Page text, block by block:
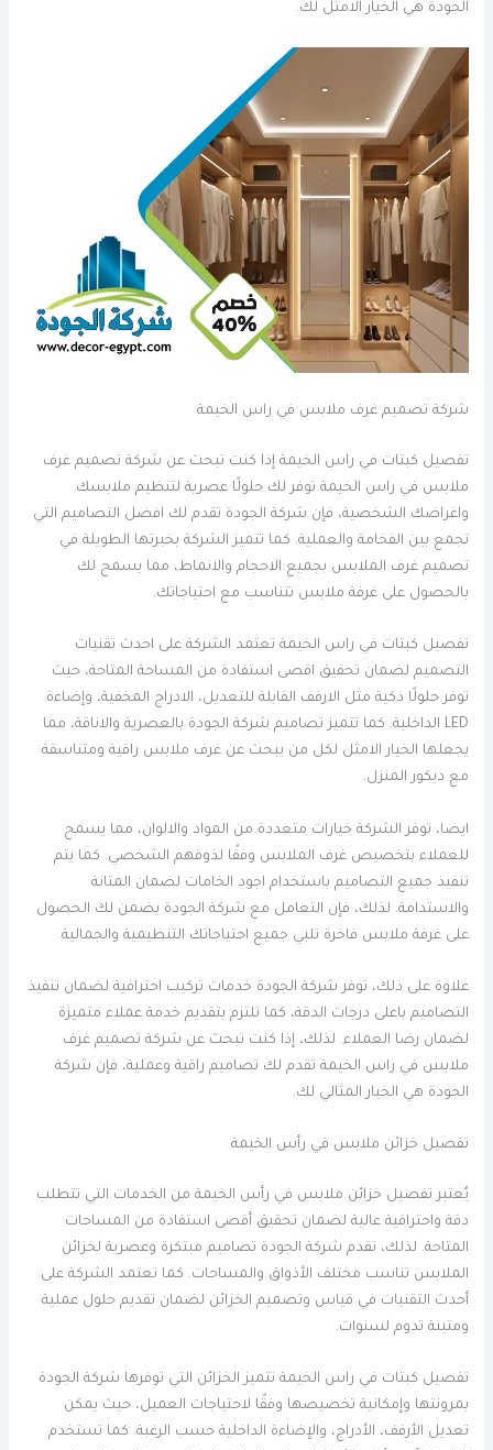
الجودة هي الخيار الامثل لك.
شركة تصميم غرف ملابس في راس الخيمة
تفصيل كبتات في راس الخيمة إذا كنت تبحث عن شركة تصميم غرف
ملابس في راس الخيمة توفر لك حلولًا عصرية لتنظيم ملابسك
واغراضك الشخصية، فإن شركة الجودة تقدم لك افضل التصاميم التي
تجمع بين الفخامة والعملية. كما تتميز الشركة بخبرتها الطويلة في
تصميم غرف الملابس بجميع الاحجام والانماط، مما يسمح لك
بالحصول على غرفة ملابس تتناسب مع احتياجاتك.
تفصيل كبتات في راس الخيمة تعتمد الشركة على احدث تقنيات
التصميم لضمان تحقيق اقصى استفادة من المساحة المتاحة، حيث
توفر حلولًا ذكية مثل الارفف القابلة للتعديل، الادراج المخفية، وإضاءة
LED الداخلية. كما تتميز تصاميم شركة الجودة بالعصرية والاناقة، مما
يجعلها الخيار الامثل لكل من يبحث عن غرف ملابس راقية ومتناسقة
مع ديكور المنزل.
ايضا، توفر الشركة خيارات متعددة من المواد والالوان، مما يسمح
للعملاء بتخصيص غرف الملابس وفقًا لذوقهم الشخصي. كما يتم
تنفيذ جميع التصاميم باستخدام اجود الخامات لضمان المتانة
والاستدامة. لذلك، فإن التعامل مع شركة الجودة يضمن لك الحصول
على غرفة ملابس فاخرة تلبي جميع احتياجاتك التنظيمية والجمالية.
علاوة على ذلك، توفر شركة الجودة خدمات تركيب احترافية لضمان تنفيذ
التصاميم باعلى درجات الدقة، كما تلتزم بتقديم خدمة عملاء متميزة
لضمان رضا العملاء. لذلك، إذا كنت تبحث عن شركة تصميم غرف
ملابس في راس الخيمة تقدم لك تصاميم راقية وعملية، فإن شركة
الجودة هي الخيار المثالي لك.
تفصيل خزائن ملابس في رأس الخيمة
يُعتبر تفصيل خزائن ملابس في رأس الخيمة من الخدمات التي تتطلب
دقة واحترافية عالية لضمان تحقيق أقصى استفادة من المساحات
المتاحة. لذلك، تقدم شركة الجودة تصاميم مبتكرة وعصرية لخزائن
الملابس تناسب مختلف الأذواق والمساحات. كما تعتمد الشركة على
أحدث التقنيات في قياس وتصميم الخزائن لضمان تقديم حلول عملية
ومتينة تدوم لسنوات.
تفصيل كبتات في راس الخيمة تتميز الخزائن التي توفرها شركة الجودة
بمرونتها وإمكانية تخصيصها وفقًا لاحتياجات العميل، حيث يمكن
تعديل الأرفف، الأدراج، والإضاءة الداخلية حسب الرغبة. كما تستخدم